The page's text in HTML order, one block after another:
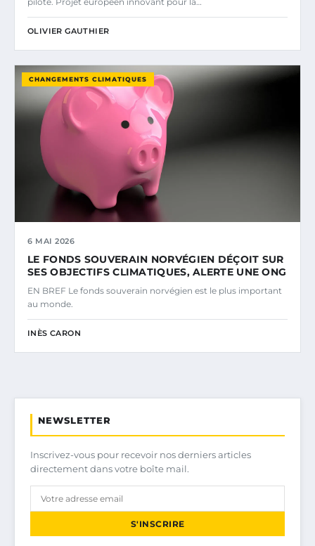
OLIVIER GAUTHIER
CHANGEMENTS CLIMATIQUES
6 MAI 2026
LE FONDS SOUVERAIN NORVÉGIEN DÉÇOIT SUR
SES OBJECTIFS CLIMATIQUES, ALERTE UNE ONG
EN BREF Le fonds souverain norvégien est le plus important
au monde.
INÈS CARON
NEWSLETTER
Inscrivez-vous pour recevoir nos derniers articles
directement dans votre boîte mail.
S'INSCRIRE